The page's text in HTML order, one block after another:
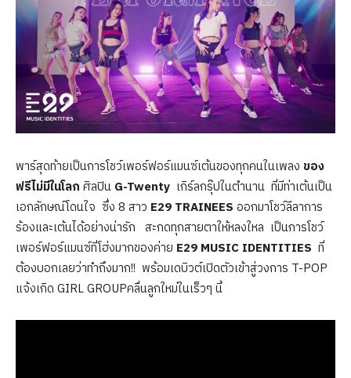
พาร์สุดท้ายเป็นการโชว์เพอร์ฟอร์แมนซ์เต้นของทุกคนในเพลง ของ
ฟรีไม่มีในโลก ศิลปิน G-Twenty เกิร์ลกรุ๊ปในตำนาน ที่มีท่าเต้นเป็น
เอกลักษณ์โดนใจ ซึ่ง 8 สาว E29 TRAINEES ออกมาโชว์ลีลาการ
ร้องและเต้นได้อย่างน่ารัก สะกดทุกสายตาให้หลงใหล เป็นการโชว์
เพอร์ฟอร์แมนซ์ที่โฮ่งมากของค่าย E29 MUSIC IDENTITIES ที่
ต้องบอกเลยว่าทำถึงมาก!! พร้อมเดบิวต์เปิดตัวเข้าสู่วงการ T-POP
แจ้งเกิด GIRL GROUPคลื่นลูกใหม่ในเร็วๆ นี้